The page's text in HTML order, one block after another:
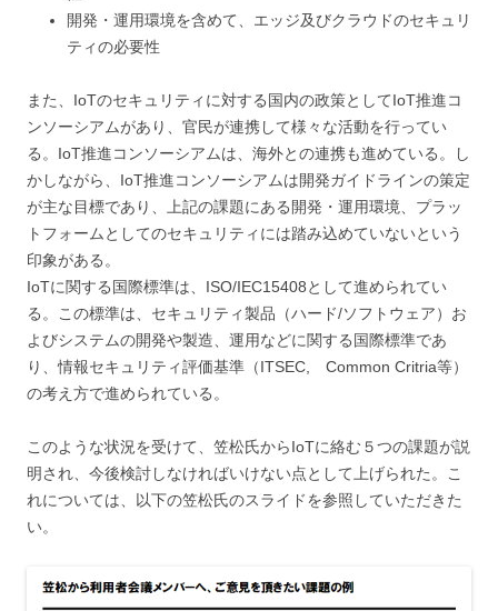
開発・運用環境を含めて、エッジ及びクラウドのセキュリ
ティの必要性
また、IoTのセキュリティに対する国内の政策としてIoT推進コ
ンソーシアムがあり、官民が連携して様々な活動を行ってい
る。IoT推進コンソーシアムは、海外との連携も進めている。し
かしながら、IoT推進コンソーシアムは開発ガイドラインの策定
が主な目標であり、上記の課題にある開発・運用環境、プラッ
トフォームとしてのセキュリティには踏み込めていないという
印象がある。
IoTに関する国際標準は、ISO/IEC15408として進められてい
る。この標準は、セキュリティ製品（ハード/ソフトウェア）お
よびシステムの開発や製造、運用などに関する国際標準であ
り、情報セキュリティ評価基準（ITSEC, Common Critria等）
の考え方で進められている。
このような状況を受けて、笠松氏からIoTに絡む５つの課題が説
明され、今後検討しなければいけない点として上げられた。こ
れについては、以下の笠松氏のスライドを参照していただきた
い。